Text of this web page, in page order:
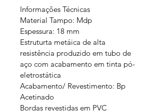
Informações Técnicas
Material Tampo: Mdp
Espessura: 18 mm
Estruturta metáica de alta
resistência produzido em tubo de
aço com acabamento em tinta pó-
eletrostática
Acabamento/ Revestimento: Bp
Acetinado
Bordas revestidas em PVC